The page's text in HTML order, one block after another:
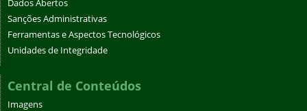
Dados Abertos
Sanções Administrativas
Ferramentas e Aspectos Tecnológicos
Unidades de Integridade
Central de Conteúdos
Imagens